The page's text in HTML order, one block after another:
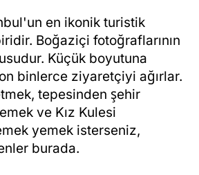
en ikonik turistik
Boğaziçi fotoğraflarının
Küçük boyutuna
binlerce ziyaretçiyi ağırlar.
tepesinden şehir
ve Kız Kulesi
yemek isterseniz,
burada.